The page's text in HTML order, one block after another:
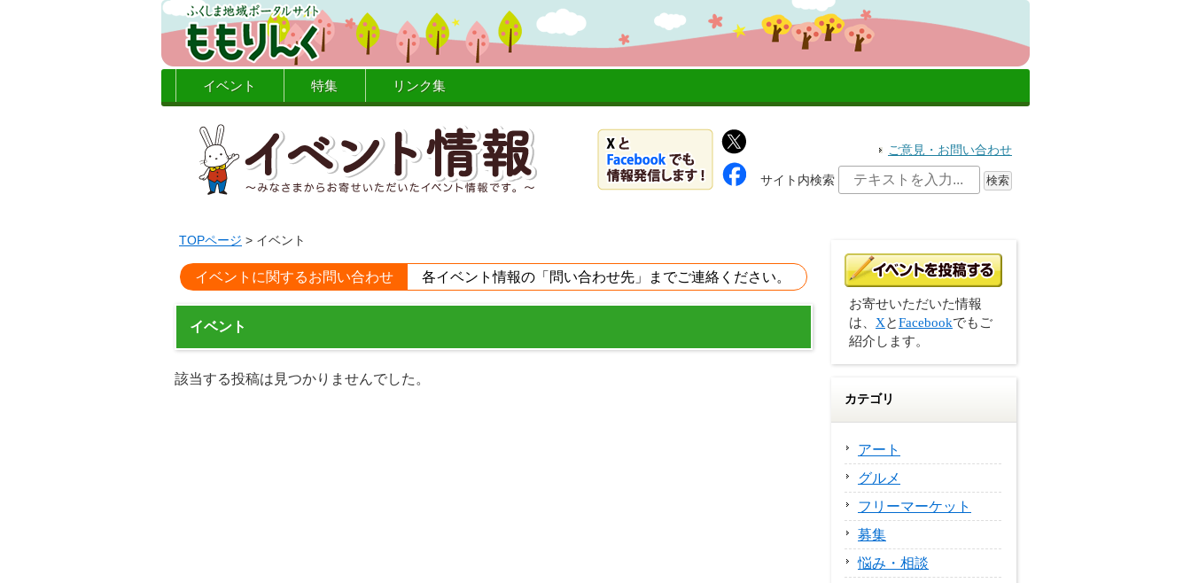
イベント 特集 リンク集
ご意見・お問い合わせ
サイト内検索
TOPページ > イベント
イベントに関するお問い合わせ 各イベント情報の「問い合わせ先」までご連絡ください。
イベント
該当する投稿は見つかりませんでした。
お寄せいただいた情報
は、 XとFacebookでもご
紹介します。
カテゴリ
アート
グルメ
フリーマーケット
募集
悩み・相談